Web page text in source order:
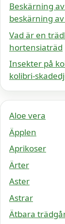
Beskärning
beskärning
Vad är en
hortensiaträd
Insekter på
kolibri-
Aloe vera
Äpplen
Aprikoser
Ärter
Aster
Astrar
Ätbara